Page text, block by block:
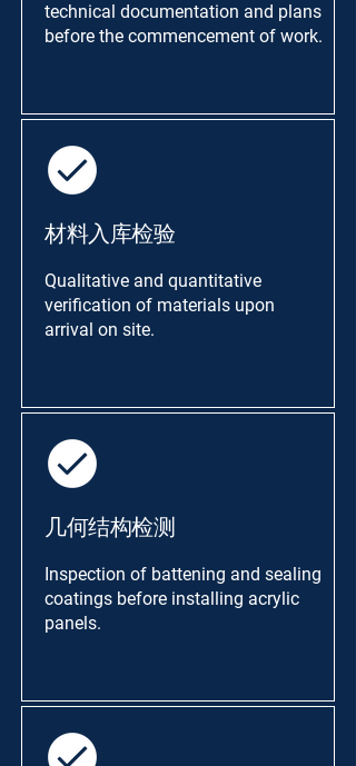
technical documentation and plans
before the commencement of work.
材料入库检验
Qualitative and quantitative
verification of materials upon
arrival on site.
几何结构检测
Inspection of battening and sealing
coatings before installing acrylic
panels.